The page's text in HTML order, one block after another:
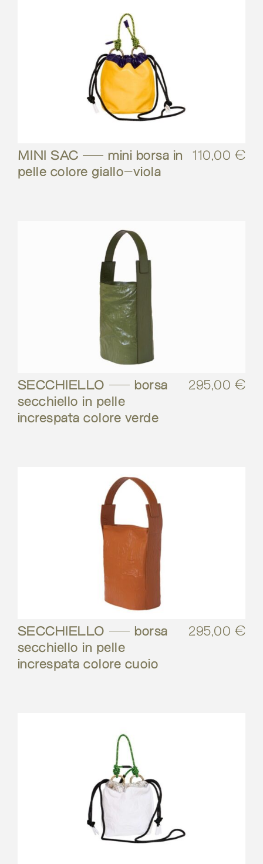
MINI SAC – mini borsa in
pelle colore giallo-viola
110,00 €
SECCHIELLO – borsa
secchiello in pelle
increspata colore verde
295,00 €
SECCHIELLO – borsa
secchiello in pelle
increspata colore cuoio
295,00 €